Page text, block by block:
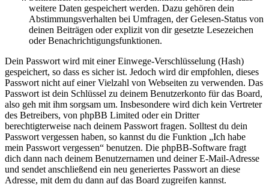
weitere Daten gespeichert werden. Dazu gehören dein
Abstimmungsverhalten bei Umfragen, der Gelesen-Status von
deinen Beiträgen oder explizit von dir gesetzte Lesezeichen
oder Benachrichtigungsfunktionen.
Dein Passwort wird mit einer Einwege-Verschlüsselung (Hash)
gespeichert, so dass es sicher ist. Jedoch wird dir empfohlen, dieses
Passwort nicht auf einer Vielzahl von Webseiten zu verwenden. Das
Passwort ist dein Schlüssel zu deinem Benutzerkonto für das Board,
also geh mit ihm sorgsam um. Insbesondere wird dich kein Vertreter
des Betreibers, von phpBB Limited oder ein Dritter
berechtigterweise nach deinem Passwort fragen. Solltest du dein
Passwort vergessen haben, so kannst du die Funktion „Ich habe
mein Passwort vergessen“ benutzen. Die phpBB-Software fragt
dich dann nach deinem Benutzernamen und deiner E-Mail-Adresse
und sendet anschließend ein neu generiertes Passwort an diese
Adresse, mit dem du dann auf das Board zugreifen kannst.